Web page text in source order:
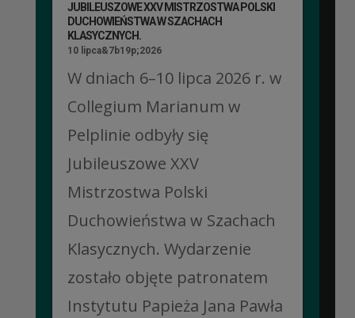
JUBILEUSZOWE XXV MISTRZOSTWA POLSKI
DUCHOWIEŃSTWA W SZACHACH
KLASYCZNYCH.
10 lipca&7b19p;2026
W dniach 6–10 lipca 2026 r. w
Collegium Marianum w
Pelplinie odbyły się
Jubileuszowe XXV
Mistrzostwa Polski
Duchowieństwa w Szachach
Klasycznych. Wydarzenie
zostało objęte patronatem
Instytutu Papieża Jana Pawła